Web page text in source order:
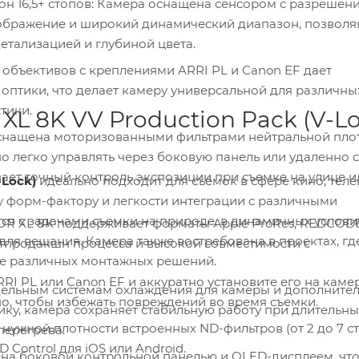
детализацией и глубиной цвета.
различных типов
с
от перегрева.
8K VV Production Pack (V-
Lock)идеально подходит для съемок в сфере кино, телевидения
природе, в динамичных условиях, а
различных монтажных решений.
и аккуратно установите его на камеру.
Убедитесь, что крепление зафиксировано надежно, чтобы избежать повреждений во время съемки.
ND-фильтров (от 2 до 7 стопов),
параметры через приложение RED Control для iOS или Android.